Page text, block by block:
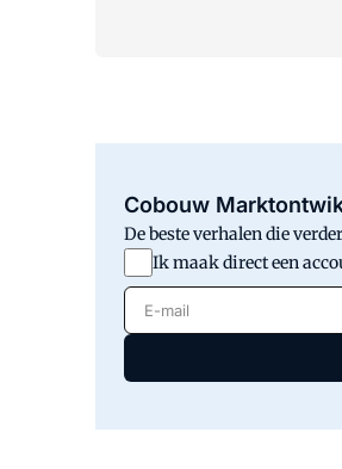
Cobouw
De beste verhalen die
Ik maak direct een
E-mail